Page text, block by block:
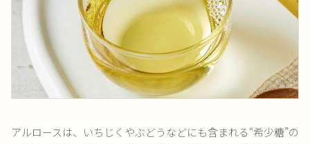
アルロースは、いちじくやぶどうなどにも含まれる“希少糖”の